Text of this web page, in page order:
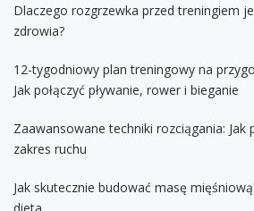
Dlaczego rozgrzewka przed treningiem
zdrowia?
12-tygodniowy plan treningowy na
Jak połączyć pływanie, rower i bieganie
Zaawansowane techniki rozciągania: Jak
zakres ruchu
Jak skutecznie budować masę
dieta